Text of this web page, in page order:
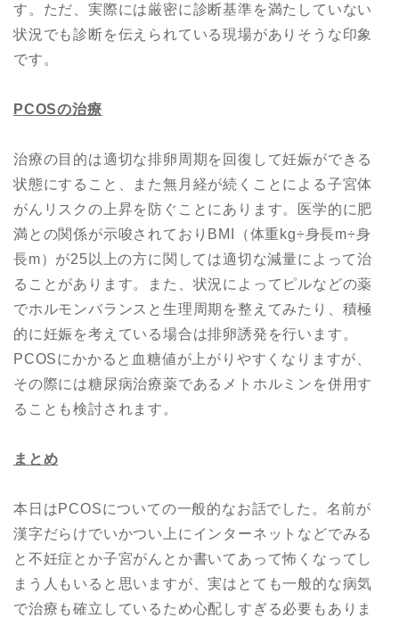
す。ただ、実際には厳密に診断基準を満たしていない
状況でも診断を伝えられている現場がありそうな印象
です。
PCOSの治療
治療の目的は適切な排卵周期を回復して妊娠ができる
状態にすること、また無月経が続くことによる子宮体
がんリスクの上昇を防ぐことにあります。医学的に肥
満との関係が示唆されておりBMI（体重kg÷身長m÷身
長m）が25以上の方に関しては適切な減量によって治
ることがあります。また、状況によってピルなどの薬
でホルモンバランスと生理周期を整えてみたり、積極
的に妊娠を考えている場合は排卵誘発を行います。
PCOSにかかると血糖値が上がりやすくなりますが、
その際には糖尿病治療薬であるメトホルミンを併用す
ることも検討されます。
まとめ
本日はPCOSについての一般的なお話でした。名前が
漢字だらけでいかつい上にインターネットなどでみる
と不妊症とか子宮がんとか書いてあって怖くなってし
まう人もいると思いますが、実はとても一般的な病気
で治療も確立しているため心配しすぎる必要もありま